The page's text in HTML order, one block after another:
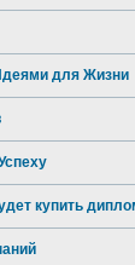
для Жизни
купить